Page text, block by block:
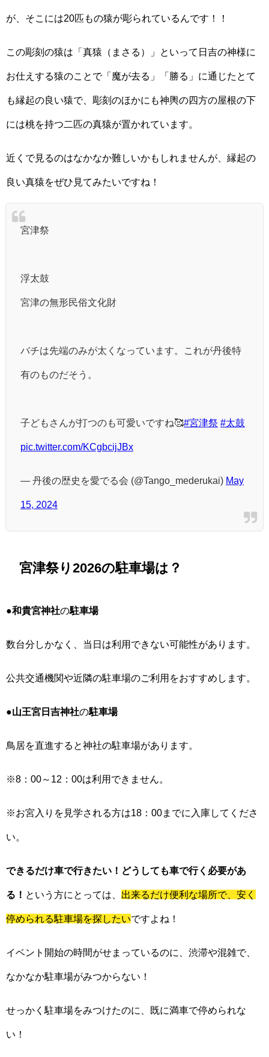
が、そこには20匹もの猿が彫られているんです！！
この彫刻の猿は「真猿（まさる）」といって日吉の神様に
お仕えする猿のことで「魔が去る」「勝る」に通じたとて
も縁起の良い猿で、彫刻のほかにも神輿の四方の屋根の下
には桃を持つ二匹の真猿が置かれています。
近くで見るのはなかなか難しいかもしれませんが、縁起の
良い真猿をぜひ見てみたいですね！
宮津祭
浮太鼓
宮津の無形民俗文化財
バチは先端のみが太くなっています。これが丹後特
有のものだそう。
子どもさんが打つのも可愛いですね🥰#宮津祭 #太鼓
pic.twitter.com/KCgbcijJBx
— 丹後の歴史を愛でる会 (@Tango_mederukai) May
15, 2024
宮津祭り2026の駐車場は？
●和貴宮神社の駐車場
数台分しかなく、当日は利用できない可能性があります。
公共交通機関や近隣の駐車場のご利用をおすすめします。
●山王宮日吉神社の駐車場
鳥居を直進すると神社の駐車場があります。
※8：00～12：00は利用できません。
※お宮入りを見学される方は18：00までに入庫してくださ
い。
できるだけ車で行きたい！どうしても車で行く必要があ
る！ という方にとっては、 出来るだけ便利な場所で、安く
停められる駐車場を探したいですよね！
イベント開始の時間がせまっているのに、渋滞や混雑で、
なかなか駐車場がみつからない！
せっかく駐車場をみつけたのに、既に満車で停められな
い！